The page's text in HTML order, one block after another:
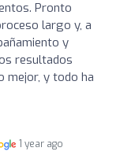
Pronto
largo y, a
y
resultados
mejor, y todo ha
1 year ago